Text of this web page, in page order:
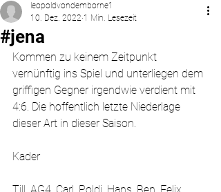
#jena
leopoldvondemborne1
10. Dez. 2022 1 Min. Lesezeit
Kommen zu keinem Zeitpunkt
vernünftig ins Spiel und unterliegen dem
griffigen Gegner irgendwie verdient mit
4:6. Die hoffentlich letzte Niederlage
dieser Art in dieser Saison.
Kader